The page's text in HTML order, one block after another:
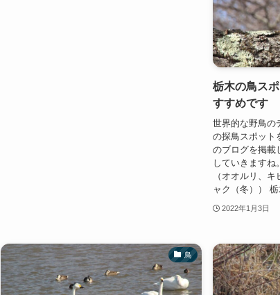
栃木の鳥ス
すすめです
世界的な野鳥の
の探鳥スポット
のブログを掲載
していきますね
（オオルリ、
ャク（冬）） 栃
2022年1月3日
鳥